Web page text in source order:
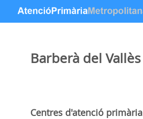
Salta al contigut
Barberà del Vallès
Centres d'atenció primària